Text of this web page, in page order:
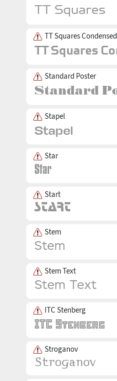
TT Squares Condensed
Standard Poster
Stapel
Star
Start
Stem
Stem Text
ITC Stenberg
Stroganov